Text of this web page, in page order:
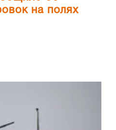
на полях